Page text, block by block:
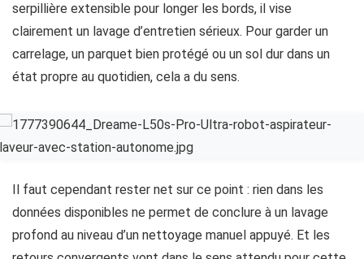
serpillière extensible pour longer les bords, il vise
clairement un lavage d’entretien sérieux. Pour garder un
carrelage, un parquet bien protégé ou un sol dur dans un
état propre au quotidien, cela a du sens.
Il faut cependant rester net sur ce point : rien dans les
données disponibles ne permet de conclure à un lavage
profond au niveau d’un nettoyage manuel appuyé. Et les